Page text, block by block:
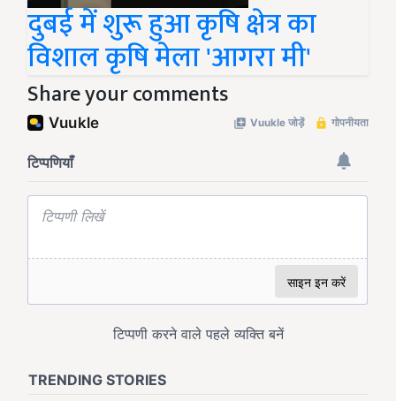
दुबई में शुरू हुआ कृषि क्षेत्र का
विशाल कृषि मेला 'आगरा मी'
Share your comments